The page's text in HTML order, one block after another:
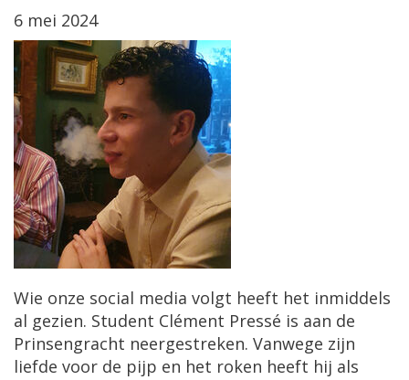
6 mei 2024
Wie onze social media volgt heeft het inmiddels
al gezien. Student Clément Pressé is aan de
Prinsengracht neergestreken. Vanwege zijn
liefde voor de pijp en het roken heeft hij als